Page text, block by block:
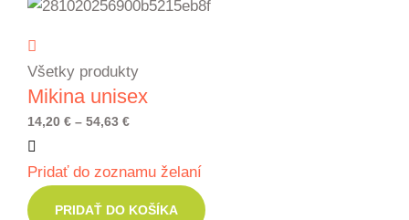
Všetky produkty
Mikina unisex
14,20 € – 54,63 €Price
14,20 €
Pridať do zoznamu želaní
PRIDAŤ DO KOŠÍKA